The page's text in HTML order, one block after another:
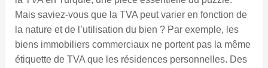
Mais saviez-vous que la TVA peut varier en fonction de
la nature et de l’utilisation du bien ? Par exemple, les
biens immobiliers commerciaux ne portent pas la même
étiquette de TVA que les résidences personnelles. Des